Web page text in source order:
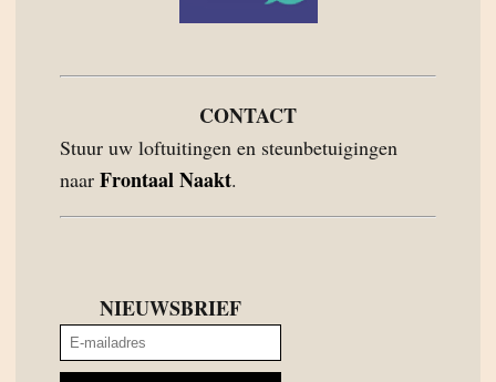
CONTACT
Stuur uw loftuitingen en steunbetuigingen
naar Frontaal Naakt.
NIEUWSBRIEF